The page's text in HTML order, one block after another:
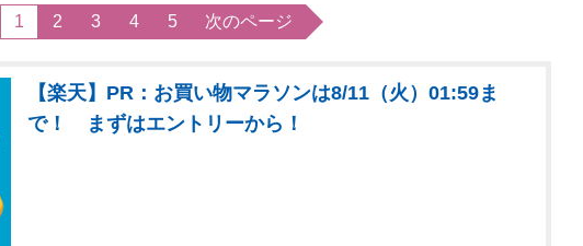
1 2 3 4 5 次のページ
【楽天】PR：お買い物マラソンは8/11（火）01:59ま
で！ まずはエントリーから！